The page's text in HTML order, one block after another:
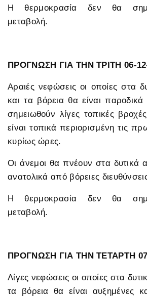
Η θερμοκρασία δεν θα
μεταβολή.
ΠΡΟΓΝΩΣΗ ΓΙΑ ΤΗΝ ΤΡΙΤΗ 06-
Αραιές νεφώσεις οι οποίες στα
και τα βόρεια θα είναι
σημειωθούν λίγες τοπικές
είναι τοπικά περιορισμένη τις
κυρίως ώρες.
Οι άνεμοι θα πνέουν στα δυτικά
ανατολικά από βόρειες
Η θερμοκρασία δεν θα
μεταβολή.
ΠΡΟΓΝΩΣΗ ΓΙΑ ΤΗΝ ΤΕΤΑΡΤΗ
Λίγες νεφώσεις οι οποίες στα
τα βόρεια θα είναι αυξημένες